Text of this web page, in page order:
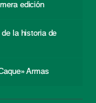
edición
la historia de
Armas